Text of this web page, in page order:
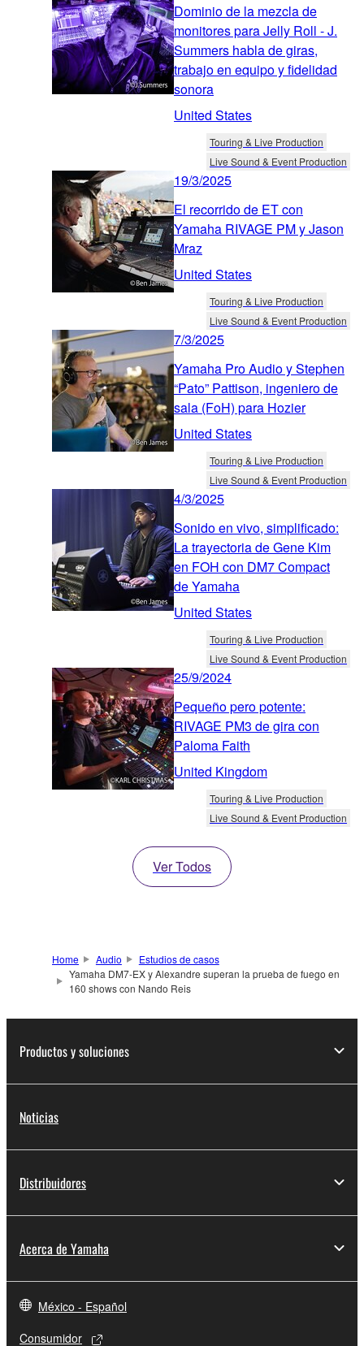
Dominio de la mezcla de
monitores para Jelly Roll - J.
Summers habla de giras,
trabajo en equipo y fidelidad
sonora
United States
Touring & Live Production
Live Sound & Event Production
19/3/2025
El recorrido de ET con
Yamaha RIVAGE PM y Jason
Mraz
United States
Touring & Live Production
Live Sound & Event Production
7/3/2025
Yamaha Pro Audio y Stephen
“Pato” Pattison, ingeniero de
sala (FoH) para Hozier
United States
Touring & Live Production
Live Sound & Event Production
4/3/2025
Sonido en vivo, simplificado:
La trayectoria de Gene Kim
en FOH con DM7 Compact
de Yamaha
United States
Touring & Live Production
Live Sound & Event Production
25/9/2024
Pequeño pero potente:
RIVAGE PM3 de gira con
Paloma Faith
United Kingdom
Touring & Live Production
Live Sound & Event Production
Ver Todos
Home Audio
Estudios de casos
Yamaha DM7-EX y Alexandre superan la prueba de fuego en
160 shows con Nando Reis
Productos y soluciones
Noticias
Distribuidores
Acerca de Yamaha
México - Español
Consumidor